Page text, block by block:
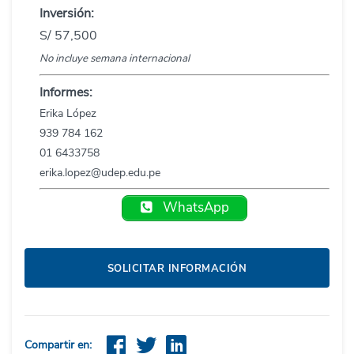
Inversión:
S/ 57,500
No incluye semana internacional
Informes:
Erika López
939 784 162
01 6433758
erika.lopez@udep.edu.pe
WhatsApp
SOLICITAR INFORMACIÓN
Compartir en: